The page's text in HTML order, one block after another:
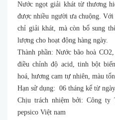
Nước ngọt giải khát từ thương
được nhiều người ưa chuộng.
chỉ giải khát, mà còn bổ sung
lượng cho hoạt động hàng ngày.
Thành phần: Nước bão hoà
điều chỉnh độ acid, tinh bột
hoá, hương cam tự nhiên, màu
Hạn sử dụng: 06 tháng kể từ
Chịu trách nhiệm bởi: Công ty
pepsico Việt nam